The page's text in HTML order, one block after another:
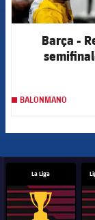
Barça -
BALONMANO
La Liga